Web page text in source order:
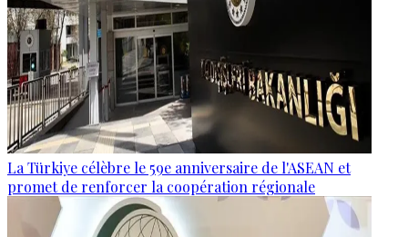
La Türkiye célèbre le 59e anniversaire de l'ASEAN et
promet de renforcer la coopération régionale